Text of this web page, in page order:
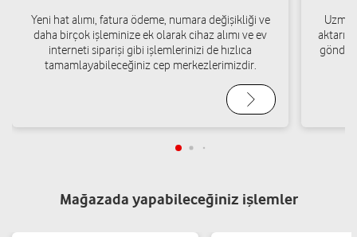
Çiftepınar Mah. İnegöl Cad. No:76 Doğubayazıt/Ağrı
05423601074
Tunç İletişim
İshakpaşa Mah. Ağrı Cad. No: 252 Doğubayazıt/Ağrı
Yeni hat alımı, fatura ödeme, numara değişikliği ve
daha birçok işleminize ek olarak cihaz alımı ve ev
interneti siparişi gibi işlemlerinizi de hızlıca
tamamlayabileceğiniz cep merkezlerimizdir.
Mağazada yapabileceğiniz işlemler